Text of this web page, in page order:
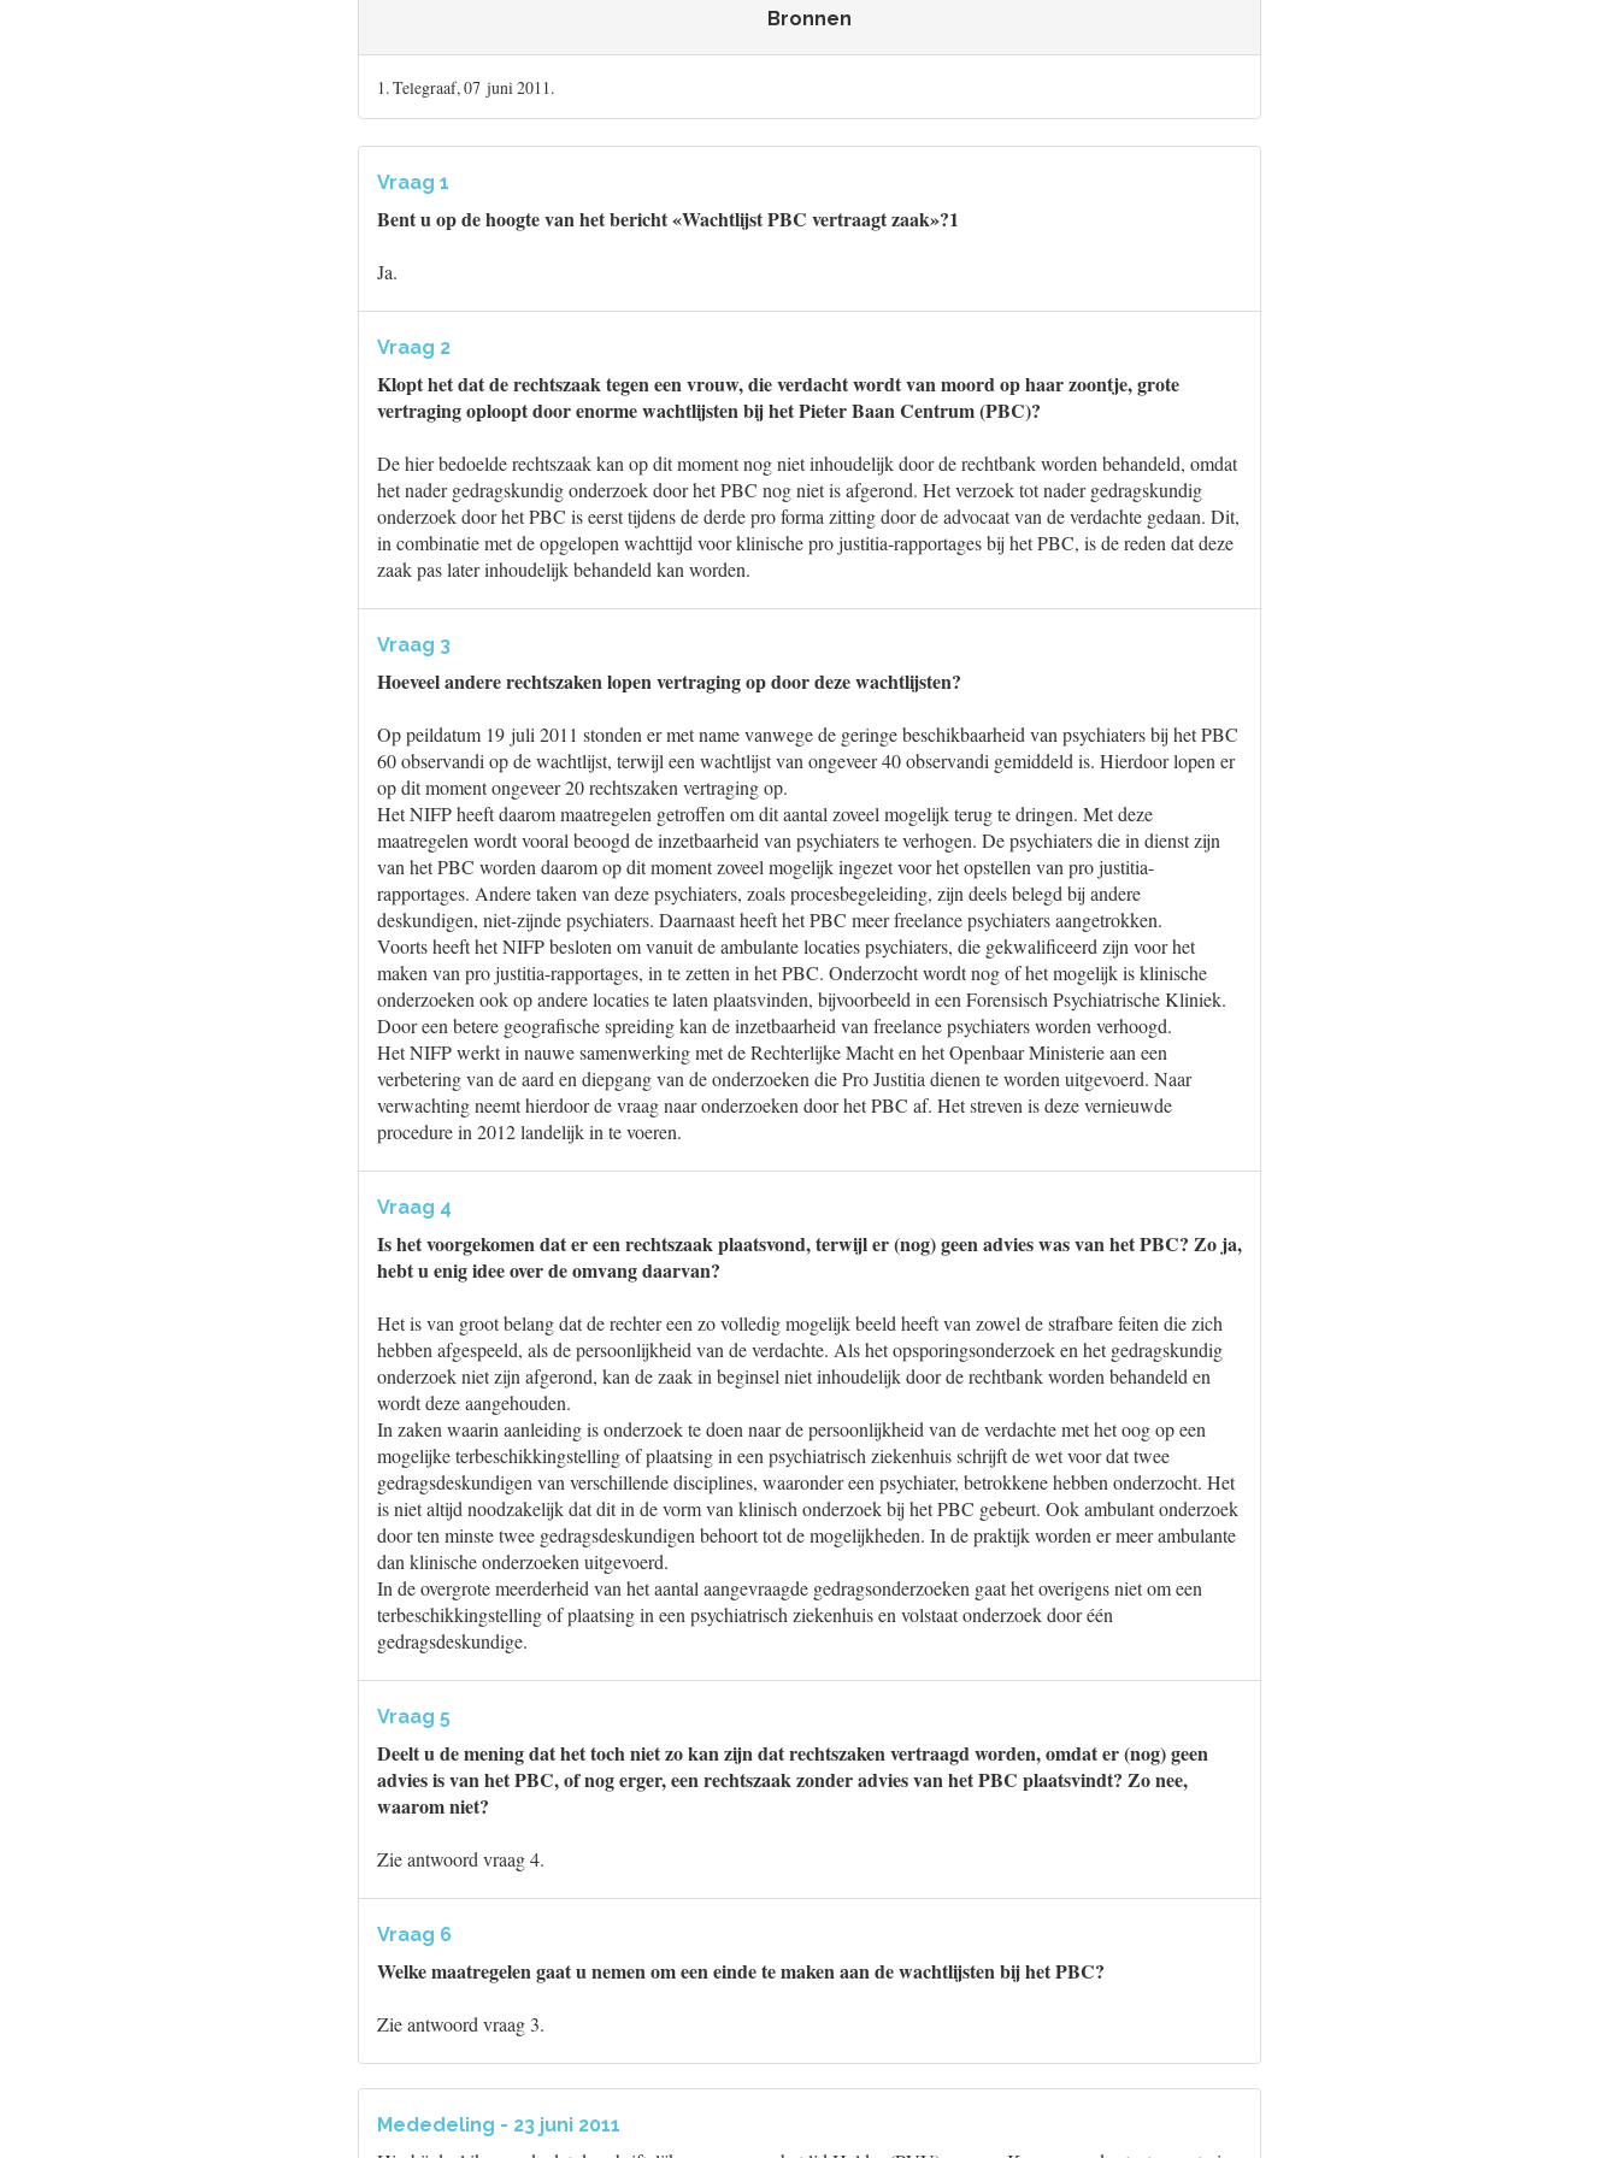
Bronnen
1. Telegraaf, 07 juni 2011.
Vraag 1
Bent u op de hoogte van het bericht «Wachtlijst PBC vertraagt zaak»?1
Ja.
Vraag 2
Klopt het dat de rechtszaak tegen een vrouw, die verdacht wordt van moord op haar zoontje, grote
vertraging oploopt door enorme wachtlijsten bij het Pieter Baan Centrum (PBC)?
De hier bedoelde rechtszaak kan op dit moment nog niet inhoudelijk door de rechtbank worden behandeld, omdat
het nader gedragskundig onderzoek door het PBC nog niet is afgerond. Het verzoek tot nader gedragskundig
onderzoek door het PBC is eerst tijdens de derde pro forma zitting door de advocaat van de verdachte gedaan. Dit,
in combinatie met de opgelopen wachttijd voor klinische pro justitia-rapportages bij het PBC, is de reden dat deze
zaak pas later inhoudelijk behandeld kan worden.
Vraag 3
Hoeveel andere rechtszaken lopen vertraging op door deze wachtlijsten?
Op peildatum 19 juli 2011 stonden er met name vanwege de geringe beschikbaarheid van psychiaters bij het PBC
60 observandi op de wachtlijst, terwijl een wachtlijst van ongeveer 40 observandi gemiddeld is. Hierdoor lopen er
op dit moment ongeveer 20 rechtszaken vertraging op.
Het NIFP heeft daarom maatregelen getroffen om dit aantal zoveel mogelijk terug te dringen. Met deze
maatregelen wordt vooral beoogd de inzetbaarheid van psychiaters te verhogen. De psychiaters die in dienst zijn
van het PBC worden daarom op dit moment zoveel mogelijk ingezet voor het opstellen van pro justitia-
rapportages. Andere taken van deze psychiaters, zoals procesbegeleiding, zijn deels belegd bij andere
deskundigen, niet-zijnde psychiaters. Daarnaast heeft het PBC meer freelance psychiaters aangetrokken.
Voorts heeft het NIFP besloten om vanuit de ambulante locaties psychiaters, die gekwalificeerd zijn voor het
maken van pro justitia-rapportages, in te zetten in het PBC. Onderzocht wordt nog of het mogelijk is klinische
onderzoeken ook op andere locaties te laten plaatsvinden, bijvoorbeeld in een Forensisch Psychiatrische Kliniek.
Door een betere geografische spreiding kan de inzetbaarheid van freelance psychiaters worden verhoogd.
Het NIFP werkt in nauwe samenwerking met de Rechterlijke Macht en het Openbaar Ministerie aan een
verbetering van de aard en diepgang van de onderzoeken die Pro Justitia dienen te worden uitgevoerd. Naar
verwachting neemt hierdoor de vraag naar onderzoeken door het PBC af. Het streven is deze vernieuwde
procedure in 2012 landelijk in te voeren.
Vraag 4
Is het voorgekomen dat er een rechtszaak plaatsvond, terwijl er (nog) geen advies was van het PBC? Zo ja,
hebt u enig idee over de omvang daarvan?
Het is van groot belang dat de rechter een zo volledig mogelijk beeld heeft van zowel de strafbare feiten die zich
hebben afgespeeld, als de persoonlijkheid van de verdachte. Als het opsporingsonderzoek en het gedragskundig
onderzoek niet zijn afgerond, kan de zaak in beginsel niet inhoudelijk door de rechtbank worden behandeld en
wordt deze aangehouden.
In zaken waarin aanleiding is onderzoek te doen naar de persoonlijkheid van de verdachte met het oog op een
mogelijke terbeschikkingstelling of plaatsing in een psychiatrisch ziekenhuis schrijft de wet voor dat twee
gedragsdeskundigen van verschillende disciplines, waaronder een psychiater, betrokkene hebben onderzocht. Het
is niet altijd noodzakelijk dat dit in de vorm van klinisch onderzoek bij het PBC gebeurt. Ook ambulant onderzoek
door ten minste twee gedragsdeskundigen behoort tot de mogelijkheden. In de praktijk worden er meer ambulante
dan klinische onderzoeken uitgevoerd.
In de overgrote meerderheid van het aantal aangevraagde gedragsonderzoeken gaat het overigens niet om een
terbeschikkingstelling of plaatsing in een psychiatrisch ziekenhuis en volstaat onderzoek door één
gedragsdeskundige.
Vraag 5
Deelt u de mening dat het toch niet zo kan zijn dat rechtszaken vertraagd worden, omdat er (nog) geen
advies is van het PBC, of nog erger, een rechtszaak zonder advies van het PBC plaatsvindt? Zo nee,
waarom niet?
Zie antwoord vraag 4.
Vraag 6
Welke maatregelen gaat u nemen om een einde te maken aan de wachtlijsten bij het PBC?
Zie antwoord vraag 3.
Mededeling - 23 juni 2011